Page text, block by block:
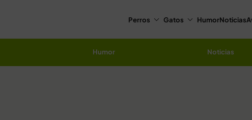
Perros Gatos HumorNoticias
Humor Noticias